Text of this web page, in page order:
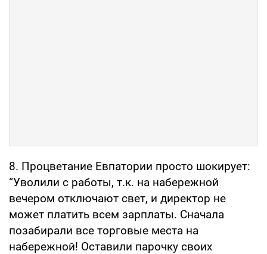
8. Процветание Евпатории просто шокирует:
“Уволили с работы, т.к. на набережной
вечером отключают свет, и директор не
может платить всем зарплаты. Сначала
позабирали все торговые места на
набережной! Оставили парочку своих